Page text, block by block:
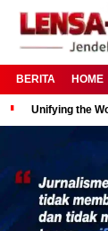
BERITA HOME
Unifying the